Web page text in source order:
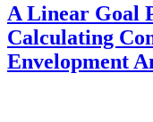
A Linear Goal
Calculating
Envelopment